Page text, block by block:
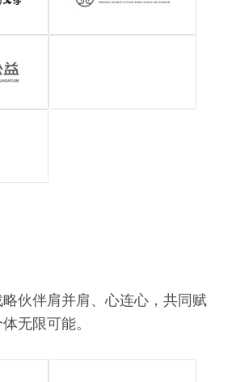
伙伴肩并肩、心连心，共同赋
无限可能。